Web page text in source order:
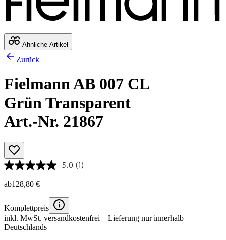
Ähnliche Artikel
Zurück
Fielmann AB 007 CL
Grün Transparent
Art.-Nr. 21867
5.0 (1)
ab128,80 €
Komplettpreis
inkl. MwSt. versandkostenfrei – Lieferung nur innerhalb
Deutschlands